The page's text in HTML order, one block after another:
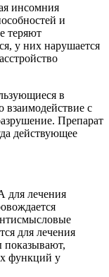
инсомния
и
теряют
у них нарушается
в
взаимодействие с
Препарат
действующее
для лечения
для лечения
показывают,
функций у